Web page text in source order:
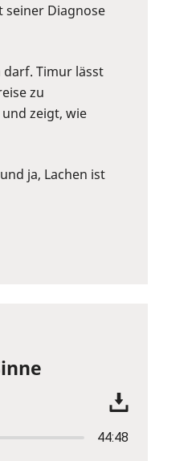
seiner Diagnose
Timur lässt
zu
zeigt, wie
ja, Lachen ist
44:48